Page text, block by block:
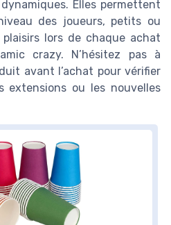
Elles permettent
des joueurs, petits ou
lors de chaque achat
crazy. N’hésitez pas à
avant l’achat pour vérifier
extensions ou les nouvelles